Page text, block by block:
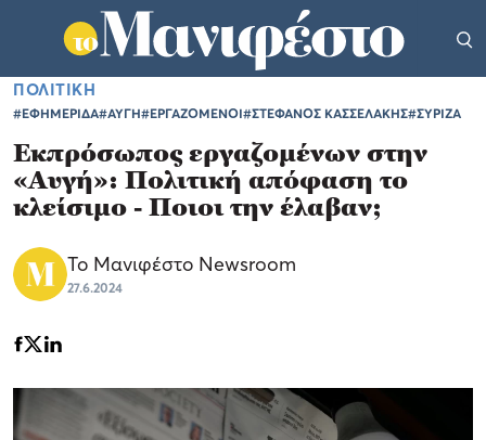
ΠΟΛΙΤΙΚΗ
#ΕΦΗΜΕΡΙΔΑ#ΑΥΓΗ#ΕΡΓΑΖΟΜΕΝΟΙ#ΣΤΕΦΑΝΟΣ ΚΑΣΣΕΛΑΚΗΣ#ΣΥΡΙΖΑ
Εκπρόσωπος εργαζομένων στην
«Αυγή»: Πολιτική απόφαση το
κλείσιμο - Ποιοι την έλαβαν;
Το Μανιφέστο Newsroom
27.6.2024